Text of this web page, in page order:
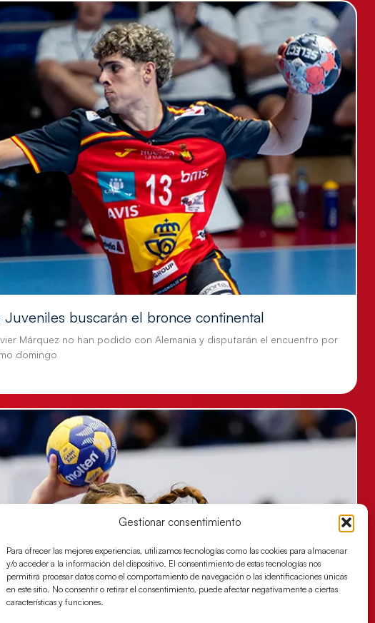
Gestionar consentimiento
Para ofrecer las mejores experiencias, utilizamos tecnologías como las cookies para almacenar
y/o acceder a la información del dispositivo. El consentimiento de estas tecnologías nos
permitirá procesar datos como el comportamiento de navegación o las identificaciones únicas
en este sitio. No consentir o retirar el consentimiento, puede afectar negativamente a ciertas
características y funciones.
Juveniles buscarán el bronce continental
Márquez no han podido con Alemania y disputarán el encuentro por
domingo